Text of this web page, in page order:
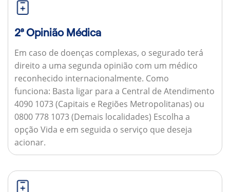
2ª Opinião Médica
Em caso de doenças complexas, o segurado terá
direito a uma segunda opinião com um médico
reconhecido internacionalmente. Como
funciona: Basta ligar para a Central de Atendimento
4090 1073 (Capitais e Regiões Metropolitanas) ou
0800 778 1073 (Demais localidades) Escolha a
opção Vida e em seguida o serviço que deseja
acionar.